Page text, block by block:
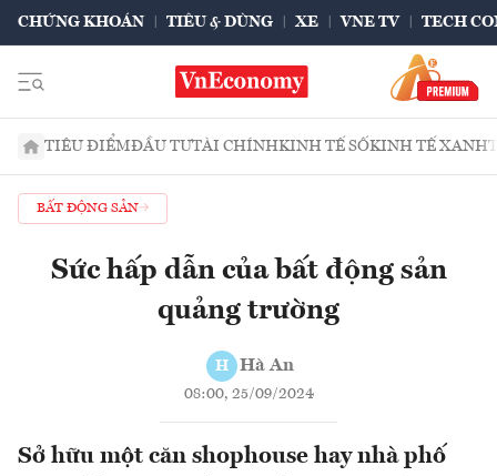
CHỨNG KHOÁN TIÊU & DÙNG XE VNE TV TECH
TIÊU ĐIỂMĐẦU TƯTÀI CHÍNHKINH TẾ SỐKINH TẾ XANH
BẤT ĐỘNG SẢN
Sức hấp dẫn của bất động sản
quảng trường
H Hà An
08:00, 25/09/2024
Sở hữu một căn shophouse hay nhà phố